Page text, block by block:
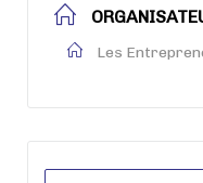
Les